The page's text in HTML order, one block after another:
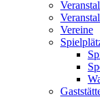
Vereine